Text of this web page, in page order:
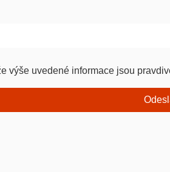
výše uvedené informace jsou